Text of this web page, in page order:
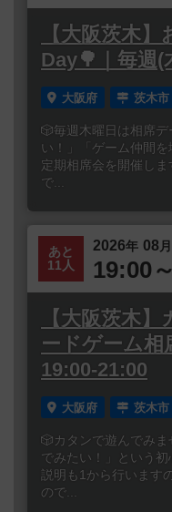
【大阪茨木
Day🌳｜毎週(
大阪府 茨木市
🎲毎週木曜日は相席
い！」「ゲーム仲間
定期相席会を開催し
で...
あと
11人
2026年 08 月
19:00
【大阪茨木
ードゲーム相
19:00-21:00
大阪府 茨木市
🎲カタンで遊んでみ
でみたい！」という
説明も1から行います
ので...